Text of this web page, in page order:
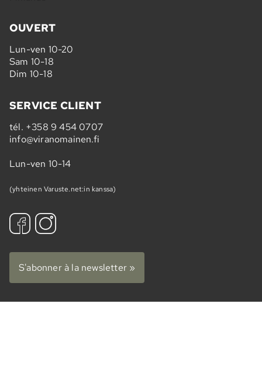
OUVERT
Lun-ven 10-20
Sam 10-18
Dim 10-18
SERVICE CLIENT
tél. +358 9 454 0707
info@viranomainen.fi
Lun-ven 10-14
(yhteinen Varuste.net:in kanssa)
S'abonner à la newsletter »